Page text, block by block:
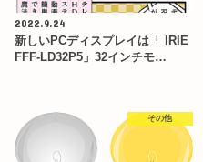
2022.9.24
新しいPCディスプレイは「 IRIE
FFF-LD32P5」32インチモ…
その他